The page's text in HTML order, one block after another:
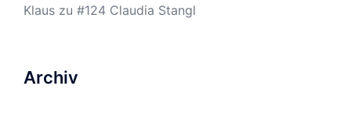
Klaus zu #124 Claudia Stangl
Archiv